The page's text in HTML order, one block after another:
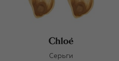
Серьги